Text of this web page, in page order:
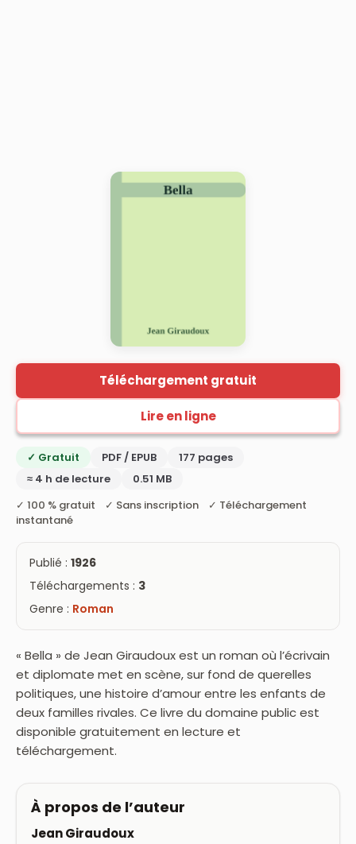
Téléchargement gratuit
Lire en ligne
✓ Gratuit PDF / EPUB
177 pages
≈ 4 h de lecture
0.51 MB
✓ 100 % gratuit ✓ Sans inscription ✓ Téléchargement
instantané
Publié : 1926
Téléchargements : 3
Genre : Roman
« Bella » de Jean Giraudoux est un roman où l’écrivain
et diplomate met en scène, sur fond de querelles
politiques, une histoire d’amour entre les enfants de
deux familles rivales. Ce livre du domaine public est
disponible gratuitement en lecture et
téléchargement.
À propos de l’auteur
Jean Giraudoux